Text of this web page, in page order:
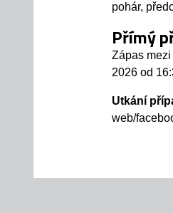
pohár,
Přímý
Zápas mezi
2026 od
Utkání
web/